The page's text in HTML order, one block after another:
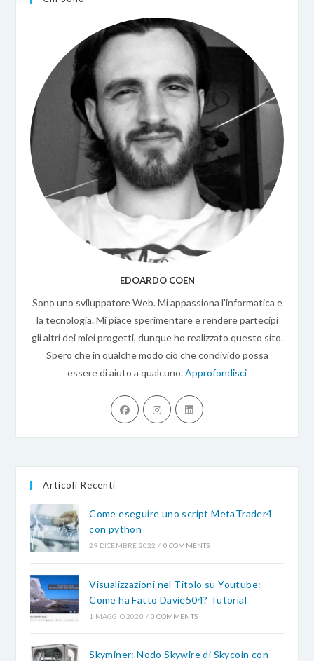
EDOARDO COEN
Sono uno sviluppatore Web. Mi appassiona l'informatica e
la tecnologia. Mi piace sperimentare e rendere partecipi
gli altri dei miei progetti, dunque ho realizzato questo sito.
Spero che in qualche modo ciò che condivido possa
essere di aiuto a qualcuno.Approfondisci
Opens
in
Opens
in
Opens
Articoli Recenti
Come eseguire uno script MetaTrader4
con python
29 DICEMBRE 2022 / 0 COMMENTS
Visualizzazioni nel Titolo su Youtube:
Come ha Fatto Davie504? Tutorial
1 MAGGIO 2020 / 0 COMMENTS
Skyminer: Nodo Skywire di Skycoin con